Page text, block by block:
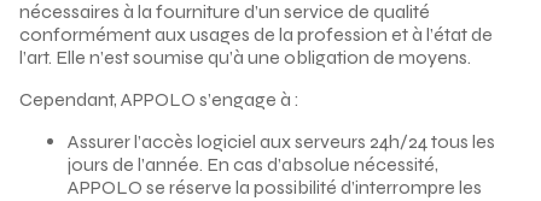
nécessaires à la fourniture d’un service de qualité
conformément aux usages de la profession et à l’état de
l’art. Elle n’est soumise qu’à une obligation de moyens.
Cependant, APPOLO s’engage à :
Assurer l’accès logiciel aux serveurs 24h/24 tous les
jours de l’année. En cas d’absolue nécessité,
APPOLO se réserve la possibilité d’interrompre les